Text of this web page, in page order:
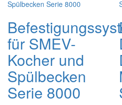
für SMEV-
Kocher und
Spülbecken
Serie 8000